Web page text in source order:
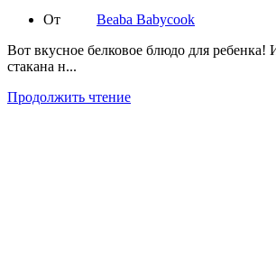
От
Beaba Babycook
Вот вкусное белковое блюдо для ребенка!
стакана н...
Продолжить чтение